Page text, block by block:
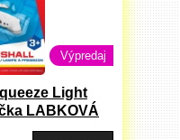
Výpredaj
Light
LABKOVÁ